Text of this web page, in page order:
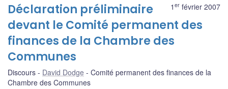
1 er février 2007
Déclaration préliminaire
devant le Comité permanent des
finances de la Chambre des
Communes
Discours David Dodge
Comité permanent des finances de la
Chambre des Communes